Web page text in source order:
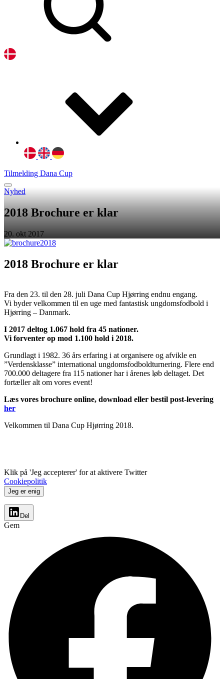
Tilmelding Dana Cup
Nyhed
2018 Brochure er klar
20. okt 2017
2018 Brochure er klar
Fra den 23. til den 28. juli Dana Cup Hjørring endnu engang.
Vi byder velkommen til en uge med fantastisk ungdomsfodbold i
Hjørring – Danmark.
I 2017 deltog 1.067 hold fra 45 nationer.
Vi forventer op mod 1.100 hold i 2018.
Grundlagt i 1982. 36 års erfaring i at organisere og afvikle en
”Verdensklasse” international ungdomsfodboldturnering. Flere end
700.000 deltagere fra 115 nationer har i årenes løb deltaget. Det
fortæller alt om vores event!
Læs vores brochure online, download eller bestil post-levering
her
Velkommen til Dana Cup Hjørring 2018.
Klik på 'Jeg accepterer' for at aktivere Twitter
Cookiepolitik
Jeg er enig
Del
Gem